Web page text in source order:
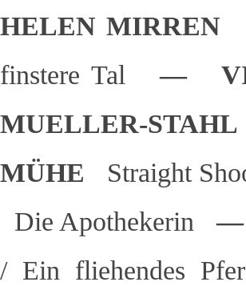
HELEN
finstere Tal
—
MUELLER-
MÜHE Straight
Die Apothekerin
—
/ Ein fliehendes